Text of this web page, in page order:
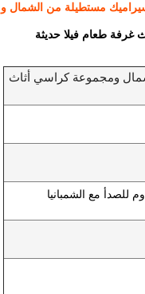
مستطيلة من الشمال
طعام فيلا حديثة
ومجموعة كراسي أثاث
للصدأ مع الشمبانيا